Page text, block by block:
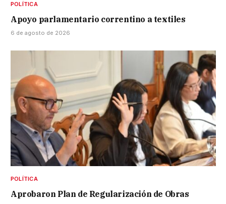
POLÍTICA
Apoyo parlamentario correntino a textiles
6 de agosto de 2026
POLÍTICA
Aprobaron Plan de Regularización de Obras